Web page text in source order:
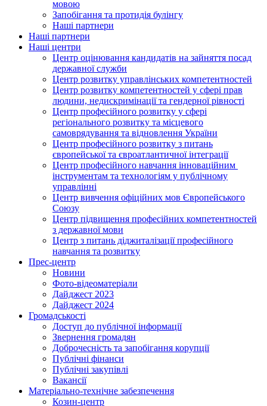
мовою
Запобігання та протидія булінгу
Наші партнери
Наші партнери
Наші центри
Центр оцінювання кандидатів на зайняття посад
державної служби
Центр розвитку управлінських компетентностей
Центр розвитку компетентностей у сфері прав
людини, недискримінації та гендерної рівності
Центр професійного розвитку у сфері
регіонального розвитку та місцевого
самоврядування та відновлення України
Центр професійного розвитку з питань
європейської та євроатлантичної інтеграції
Центр професійного навчання інноваційним
інструментам та технологіям у публічному
управлінні
Центр вивчення офіційних мов Європейського
Союзу
Центр підвищення професійних компетентностей
з державної мови
Центр з питань діджиталізації професійного
навчання та розвитку
Прес-центр
Новини
Фото-відеоматеріали
Дайджест 2023
Дайджест 2024
Громадськості
Доступ до публічної інформації
Звернення громадян
Доброчесність та запобігання корупції
Публічні фінанси
Публічні закупівлі
Вакансії
Матеріально-технічне забезпечення
Козин-центр